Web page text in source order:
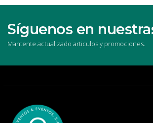
Síguenos en
Mantente actualizado articulos y promociones.